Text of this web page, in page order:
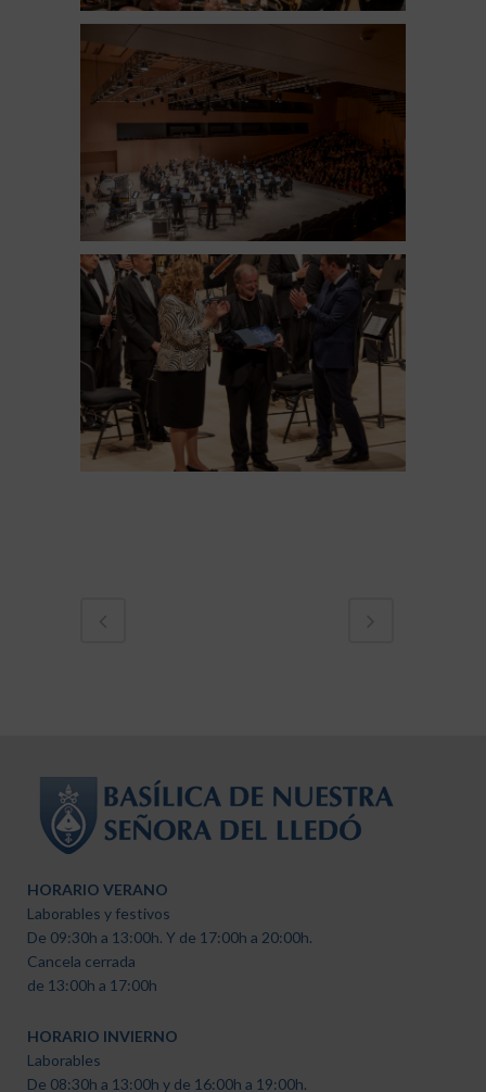
HORARIO VERANO
Laborables y festivos
De 09:30h a 13:00h. Y de 17:00h a 20:00h.
Cancela cerrada
de 13:00h a 17:00h
HORARIO INVIERNO
Laborables
De 08:30h a 13:00h y de 16:00h a 19:00h.